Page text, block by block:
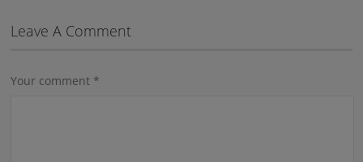
Leave A Comment
Your comment *